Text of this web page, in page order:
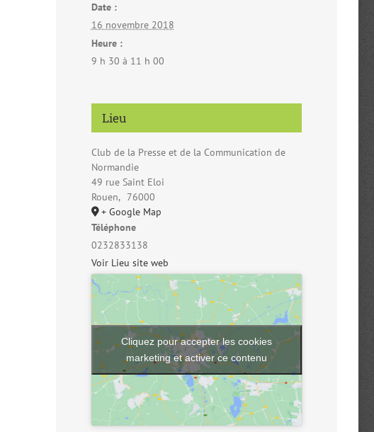
Date :
16 novembre 2018
Heure :
9 h 30 à 11 h 00
Lieu
Club de la Presse et de la Communication de
Normandie
49 rue Saint Eloi
Rouen, 76000
+ Google Map
Téléphone
0232833138
Voir Lieu site web
Cliquez pour accepter les cookies
marketing et activer ce contenu